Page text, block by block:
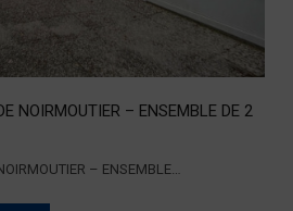
NOIRMOUTIER – ENSEMBLE DE 2
– ENSEMBLE…